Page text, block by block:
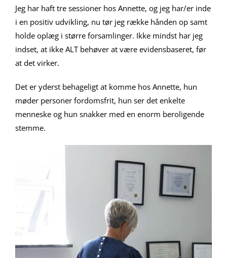
Jeg har haft tre sessioner hos Annette, og jeg har/er inde
i en positiv udvikling, nu tør jeg række hånden op samt
holde oplæg i større forsamlinger. Ikke mindst har jeg
indset, at ikke ALT behøver at være evidensbaseret, før
at det virker.
Det er yderst behageligt at komme hos Annette, hun
møder personer fordomsfrit, hun ser det enkelte
menneske og hun snakker med en enorm beroligende
stemme.